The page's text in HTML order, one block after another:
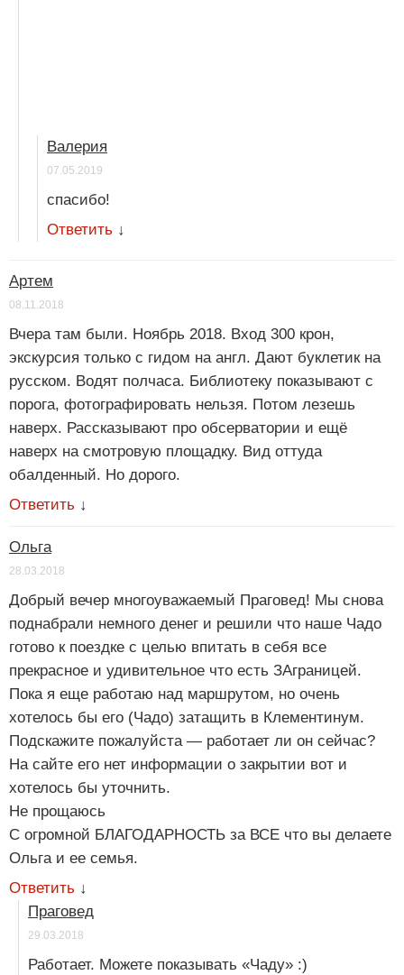
Валерия
07.05.2019
спасибо!
Ответить ↓
Артем
08.11.2018
Вчера там были. Ноябрь 2018. Вход 300 крон,
экскурсия только с гидом на англ. Дают буклетик на
русском. Водят полчаса. Библиотеку показывают с
порога, фотографировать нельзя. Потом лезешь
наверх. Рассказывают про обсерватории и ещё
наверх на смотровую площадку. Вид оттуда
обалденный. Но дорого.
Ответить ↓
Ольга
28.03.2018
Добрый вечер многоуважаемый Праговед! Мы снова
поднабрали немного денег и решили что наше Чадо
готово к поездке с целью впитать в себя все
прекрасное и удивительное что есть ЗАграницей.
Пока я еще работаю над маршрутом, но очень
хотелось бы его (Чадо) затащить в Клементинум.
Подскажите пожалуйста — работает ли он сейчас?
На сайте его нет информации о закрытии вот и
хотелось бы уточнить.
Не прощаюсь
С огромной БЛАГОДАРНОСТЬ за ВСЕ что вы делаете
Ольга и ее семья.
Ответить ↓
Праговед
29.03.2018
Работает. Можете показывать «Чаду» :)